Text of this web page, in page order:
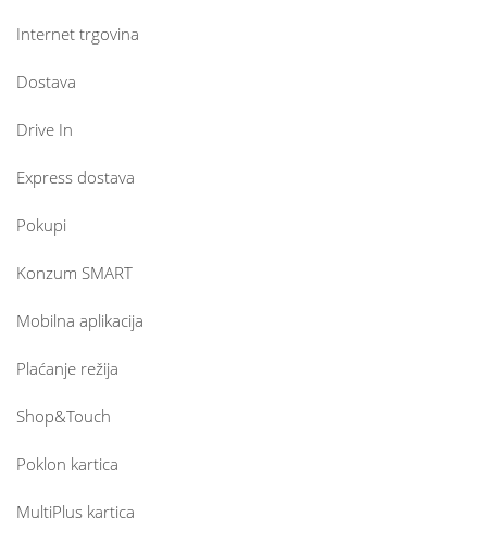
Internet trgovina
Dostava
Drive In
Express dostava
Pokupi
Konzum SMART
Mobilna aplikacija
Plaćanje režija
Shop&Touch
Poklon kartica
MultiPlus kartica